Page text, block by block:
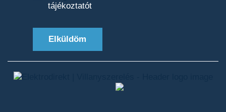
tájékoztatót
Elküldöm